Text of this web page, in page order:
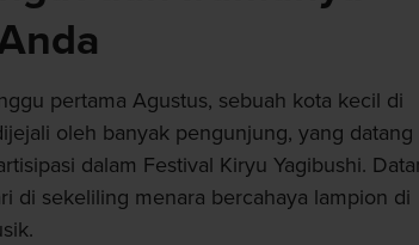
pertama Agustus, sebuah kota kecil di
oleh banyak pengunjung, yang datang
dalam Festival Kiryu Yagibushi.
di sekeliling menara bercahaya lampion di